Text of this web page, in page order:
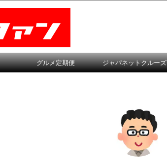
グルメ定期便 ジャパネットクルーズ